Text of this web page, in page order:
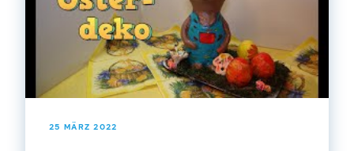
25 MÄRZ 2022